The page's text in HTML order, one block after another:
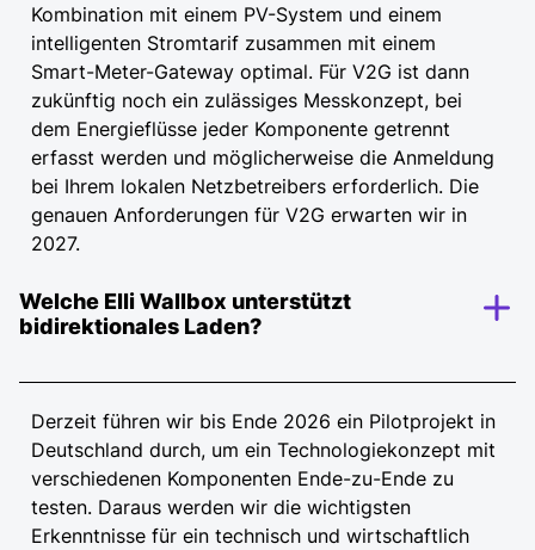
Kombination mit einem PV-System und einem
intelligenten Stromtarif zusammen mit einem
Smart-Meter-Gateway optimal. Für V2G ist dann
zukünftig noch ein zulässiges Messkonzept, bei
dem Energieflüsse jeder Komponente getrennt
erfasst werden und möglicherweise die Anmeldung
bei Ihrem lokalen Netzbetreibers erforderlich. Die
genauen Anforderungen für V2G erwarten wir in
2027.
Welche Elli Wallbox unterstützt
bidirektionales Laden?
Derzeit führen wir bis Ende 2026 ein Pilotprojekt in
Deutschland durch, um ein Technologiekonzept mit
verschiedenen Komponenten Ende-zu-Ende zu
testen. Daraus werden wir die wichtigsten
Erkenntnisse für ein technisch und wirtschaftlich